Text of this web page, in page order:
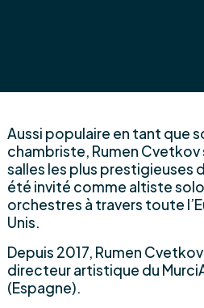
Aussi populaire en tant que
chambriste, Rumen Cvetkov
salles les plus prestigieuses
été invité comme altiste
orchestres à travers toute
Unis.
Depuis 2017, Rumen
directeur artistique du
(Espagne).